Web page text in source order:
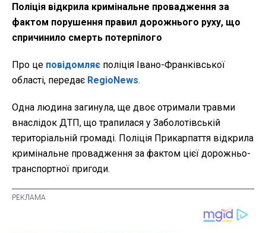
Поліція відкрила кримінальне провадження за
фактом порушення правил дорожнього руху, що
спричинило смерть потерпілого
Про це повідомляє поліція Івано-Франківської
області, передає RegioNews.
Одна людина загинула, ще двоє отримали травми
внаслідок ДТП, що трапилася у Заболотівській
територіальній громаді. Поліція Прикарпаття відкрила
кримінальне провадження за фактом цієї дорожньо-
транспортної пригоди.